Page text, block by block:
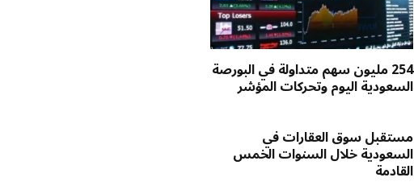
254 مليون سهم متداولة في البورصة
السعودية اليوم وتحركات المؤشر
مستقبل سوق العقارات في
السعودية خلال السنوات الخمس
القادمة